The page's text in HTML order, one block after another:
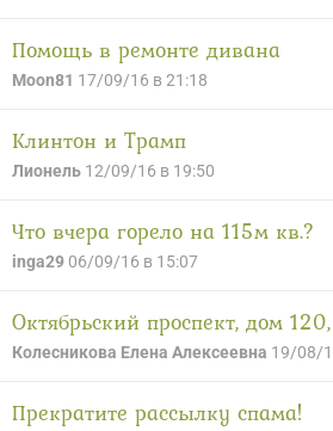
Помощь в ремонте дивана
Moon81 17/09/16 в 21:18
Клинтон и Трамп
Лионель 12/09/16 в 19:50
Что вчера горело на 115м кв.?
inga29 06/09/16 в 15:07
Октябрьский проспект, дом
Колесникова Елена Алексеевна 19/08/
Прекратите рассылку спама!